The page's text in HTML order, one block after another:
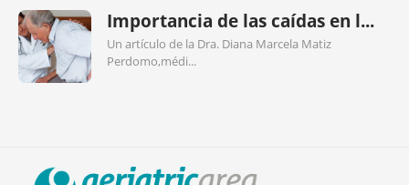
Importancia de las caídas en l...
Un artículo de la Dra. Diana Marcela Matiz
Perdomo,médi...